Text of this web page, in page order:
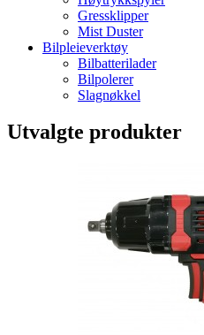
Gressklipper
Mist Duster
Bilpleieverktøy
Bilbatterilader
Bilpolerer
Slagnøkkel
Utvalgte produkter